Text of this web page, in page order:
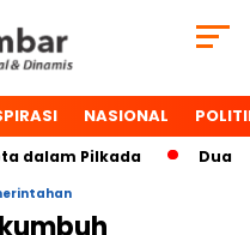
NASIONAL
Pilkada Dua